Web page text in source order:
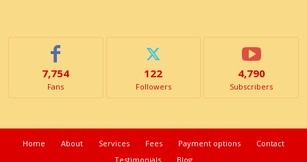
7,754
Fans
122
Followers
4,790
Subscribers
Home About Services Fees Payment options
Contact
Testimonials
Blog